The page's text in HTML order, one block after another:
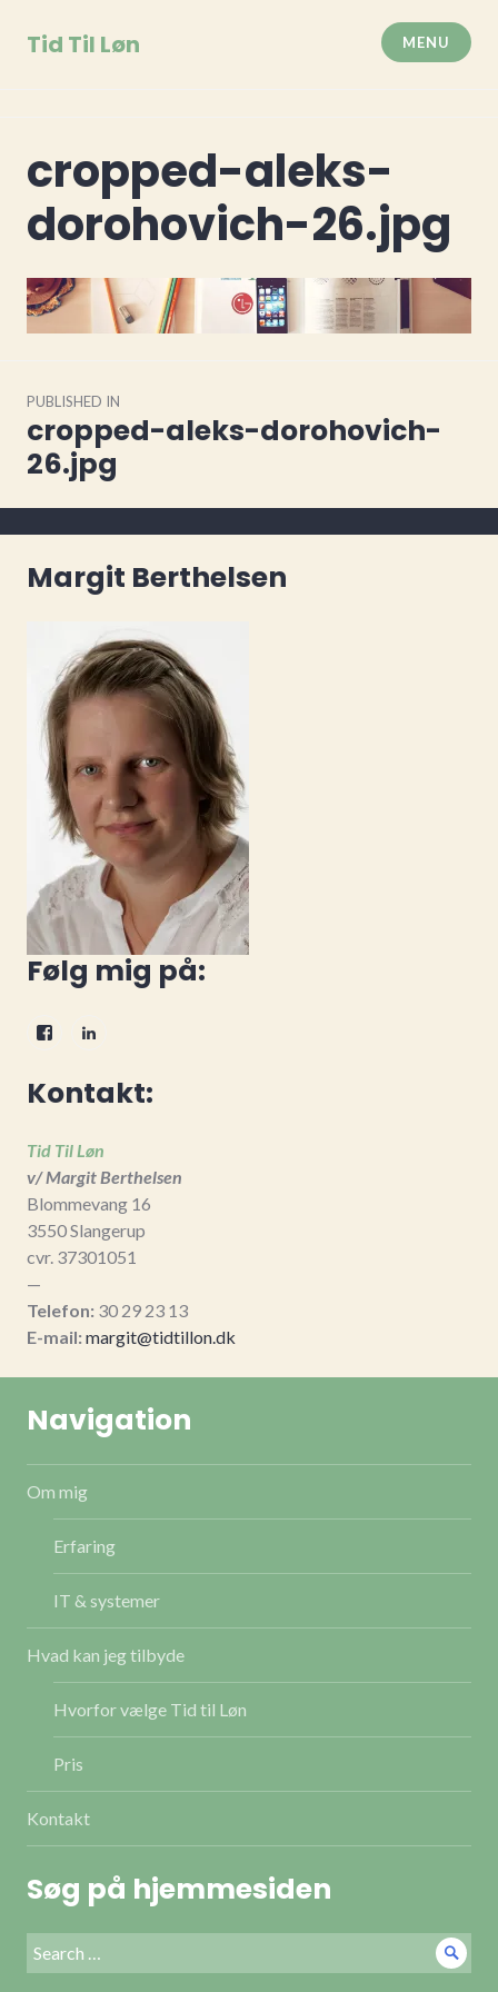
Tid Til Løn MENU
cropped-aleks-
dorohovich-26.jpg
PUBLISHED IN
cropped-aleks-dorohovich-
26.jpg
Margit Berthelsen
Følg mig på:
Facebook
Kontakt:
Tid Til Løn
v/ Margit Berthelsen
Blommevang 16
3550 Slangerup
cvr. 37301051
—
Telefon: 30 29 23 13
E-mail:margit@tidtillon.dk
Navigation
Om mig
Erfaring
IT & systemer
Hvad kan jeg tilbyde
Hvorfor vælge Tid til Løn
Pris
Kontakt
Søg på hjemmesiden
Search
for: